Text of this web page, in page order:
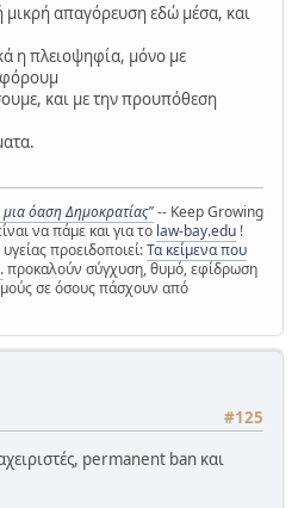
απαγόρευση εδώ μέσα, και
η πλειοψηφία, μόνο με
και με την προυπόθεση
μια όαση Δημοκρατίας"-- Keep Growing
να πάμε και για το law-bay.edu !
προειδοποιεί:Τα κείμενα που
προκαλούν σύγχυση, θυμό, εφίδρωση
σε όσους πάσχουν από
#125
permanent ban και